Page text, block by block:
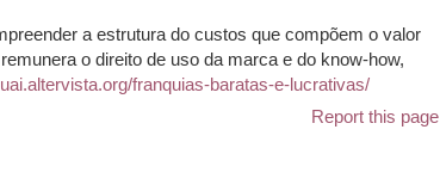
a estrutura do custos que compõem o valor
o direito de uso da marca e do know-how,
franquias-baratas-e-lucrativas/
Report this page